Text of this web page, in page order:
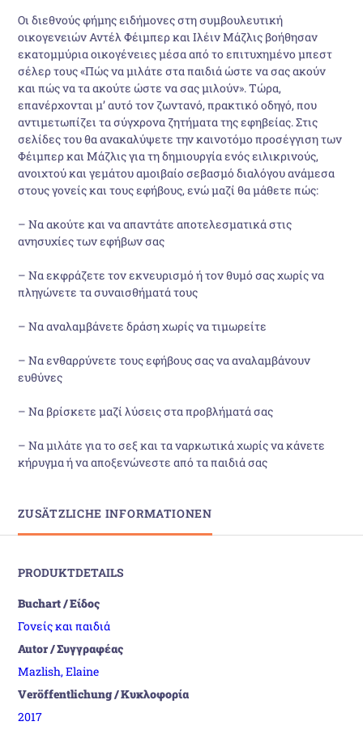
Μιλούν
Menge
Οι διεθνούς φήμης ειδήμονες στη συμβουλευτική
οικογενειών Αντέλ Φέιμπερ και Ιλέιν Μάζλις βοήθησαν
εκατομμύρια οικογένειες μέσα από το επιτυχημένο μπεστ
σέλερ τους «Πώς να μιλάτε στα παιδιά ώστε να σας ακούν
και πώς να τα ακούτε ώστε να σας μιλούν». Τώρα,
επανέρχονται μ’ αυτό τον ζωντανό, πρακτικό οδηγό, που
αντιμετωπίζει τα σύγχρονα ζητήματα της εφηβείας. Στις
σελίδες του θα ανακαλύψετε την καινοτόμο προσέγγιση των
Φέιμπερ και Μάζλις για τη δημιουργία ενός ειλικρινούς,
ανοιχτού και γεμάτου αμοιβαίο σεβασμό διαλόγου ανάμεσα
στους γονείς και τους εφήβους, ενώ μαζί θα μάθετε πώς:
– Να ακούτε και να απαντάτε αποτελεσματικά στις
ανησυχίες των εφήβων σας
– Να εκφράζετε τον εκνευρισμό ή τον θυμό σας χωρίς να
πληγώνετε τα συναισθήματά τους
– Να αναλαμβάνετε δράση χωρίς να τιμωρείτε
– Να ενθαρρύνετε τους εφήβους σας να αναλαμβάνουν
ευθύνες
– Να βρίσκετε μαζί λύσεις στα προβλήματά σας
– Να μιλάτε για το σεξ και τα ναρκωτικά χωρίς να κάνετε
κήρυγμα ή να αποξενώνεστε από τα παιδιά σας
ZUSÄTZLICHE INFORMATIONEN
PRODUKTDETAILS
Buchart / Είδος
Γονείς και παιδιά
Autor / Συγγραφέας
Mazlish, Elaine
Veröffentlichung / Κυκλοφορία
2017